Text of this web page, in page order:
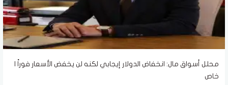
محلل أسواق مال: انخفاض الدولار إيجابي لكنه لن يخفض الأسعار فوراً |
خاص